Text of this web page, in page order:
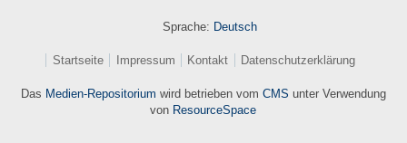
Sprache: Deutsch
Startseite Impressum Kontakt Datenschutzerklärung
Das Medien-Repositorium wird betrieben vom CMS unter Verwendung
von ResourceSpace